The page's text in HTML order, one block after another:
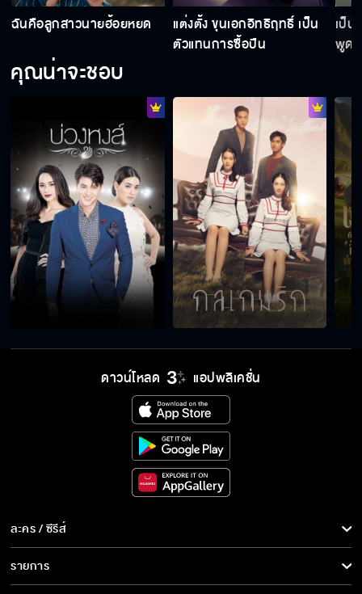
ฉันคือลูกสาวนายฮ้อยหยด
แต่งตั้ง ขุนเอกอิทธิฤทธิ์ เป็น
ตัวแทนการซื้อปืน
เป็
พูด
คุณน่าจะชอบ
ดาวน์โหลด แอปพลิเคชั่น
ละคร / ซีรีส์
ละคร/ซีรีส์
ซีรีส์นานาชาติ
รายการ
รายการทั้งหมด